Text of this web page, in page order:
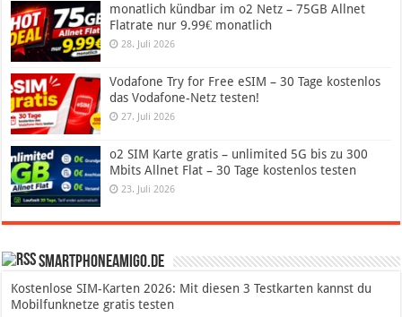
monatlich kündbar im o2 Netz – 75GB Allnet
Flatrate nur 9.99€ monatlich
28. Juli 2026
Vodafone Try for Free eSIM – 30 Tage kostenlos
das Vodafone-Netz testen!
27. Juli 2026
o2 SIM Karte gratis – unlimited 5G bis zu 300
Mbits Allnet Flat – 30 Tage kostenlos testen
23. Juli 2026
SmartphoneAmigo.de
Kostenlose SIM-Karten 2026: Mit diesen 3 Testkarten kannst du
Mobilfunknetze gratis testen